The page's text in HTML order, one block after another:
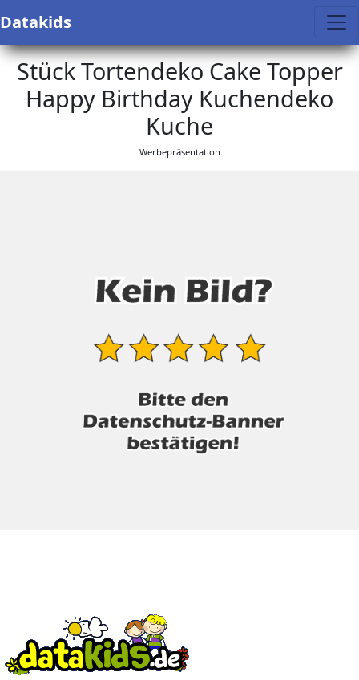
Datakids
Stück Tortendeko Cake Topper
Happy Birthday Kuchendeko
Kuche
Werbepräsentation